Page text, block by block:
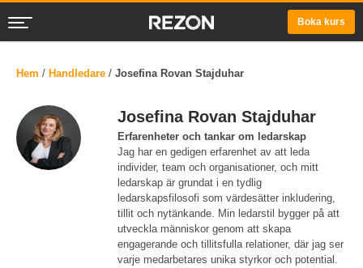
Boka kurs
Hem / Handledare / Josefina Rovan Stajduhar
Josefina Rovan Stajduhar
Erfarenheter och tankar om ledarskap
Jag har en gedigen erfarenhet av att leda
individer, team och organisationer, och mitt
ledarskap är grundat i en tydlig
ledarskapsfilosofi som värdesätter inkludering,
tillit och nytänkande. Min ledarstil bygger på att
utveckla människor genom att skapa
engagerande och tillitsfulla relationer, där jag ser
varje medarbetares unika styrkor och potential.